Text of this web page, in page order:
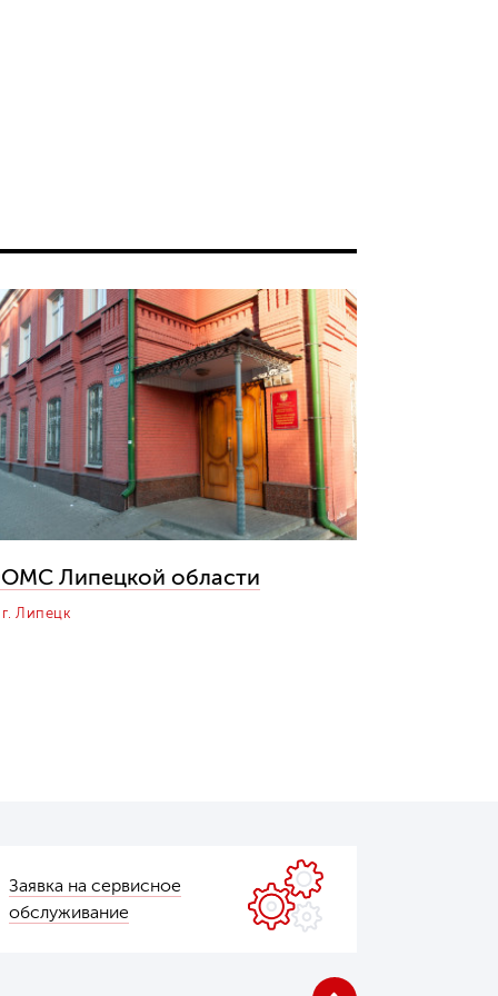
Липецкой области
г. Липецк
Заявка на сервисное
обслуживание